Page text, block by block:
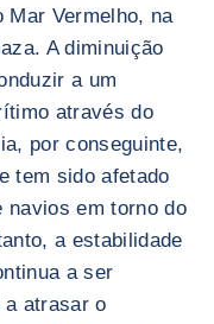
Mar Vermelho, na
A diminuição
a um
através do
por conseguinte,
tem sido afetado
navios em torno do
a estabilidade
a ser
atrasar o